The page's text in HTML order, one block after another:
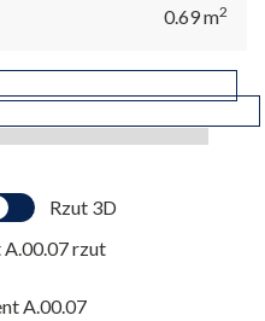
0.69m2
Rzut 3D